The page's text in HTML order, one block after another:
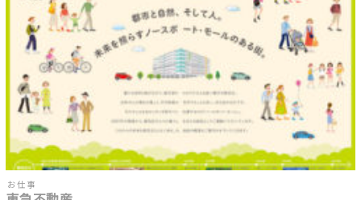
お仕事